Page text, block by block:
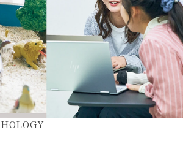
愛知県
心理学部 岡崎キャンパス
心理学部 心理学科 岡崎キャンパス
心理学部 岡崎キャンパス
環境科学部 岡崎キャンパス
環境科学部
フィールド生態学科
岡崎キャンパス
環境科学部
人間・動物行動科学科 岡崎